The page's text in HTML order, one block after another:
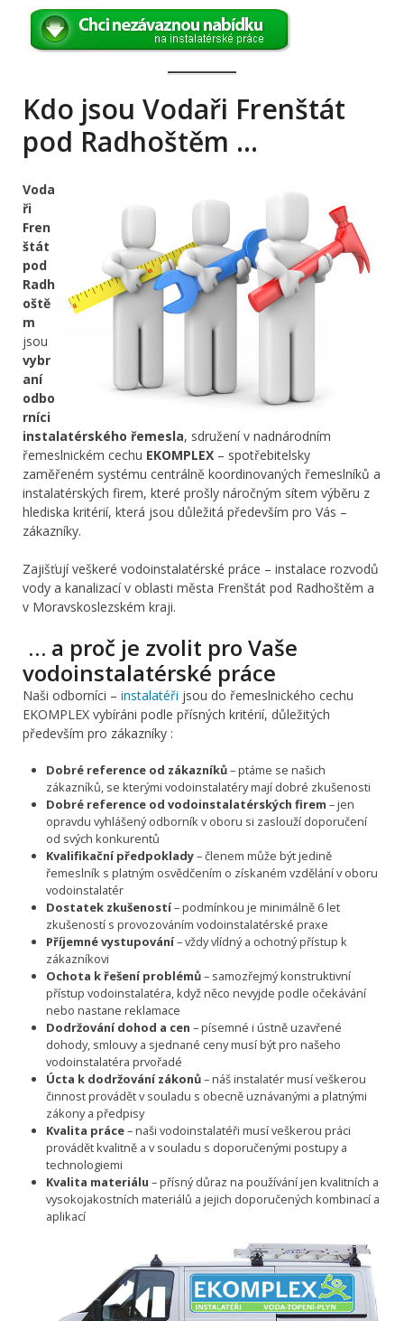
Kdo jsou Vodaři Frenštát
pod Radhoštěm …
Voda
ři
Fren
štát
pod
Radh
oště
m
jsou
vybr
aní
odbo
rníci
instalatérského řemesla, sdružení v nadnárodním
řemeslnickém cechu EKOMPLEX – spotřebitelsky
zaměřeném systému centrálně koordinovaných řemeslníků a
instalatérských firem, které prošly náročným sítem výběru z
hlediska kritérií, která jsou důležitá především pro Vás –
zákazníky.
Zajišťují veškeré vodoinstalatérské práce – instalace rozvodů
vody a kanalizací v oblasti města Frenštát pod Radhoštěm a
v Moravskoslezském kraji.
… a proč je zvolit pro Vaše
vodoinstalatérské práce
Naši odborníci – instalatéři jsou do řemeslnického cechu
EKOMPLEX vybíráni podle přísných kritérií, důležitých
především pro zákazníky :
Dobré reference od zákazníků– ptáme se našich
zákazníků, se kterými vodoinstalatéry mají dobré zkušenosti
Dobré reference od vodoinstalatérských firem – jen
opravdu vyhlášený odborník v oboru si zaslouží doporučení
od svých konkurentů
Kvalifikační předpoklady– členem může být jedině
řemeslník s platným osvědčením o získaném vzdělání v oboru
vodoinstalatér
Dostatek zkušeností– podmínkou je minimálně 6 let
zkušeností s provozováním vodoinstalatérské praxe
Příjemné vystupování– vždy vlídný a ochotný přístup k
zákazníkovi
Ochota k řešení problémů– samozřejmý konstruktivní
přístup vodoinstalatéra, když něco nevyjde podle očekávání
nebo nastane reklamace
Dodržování dohod a cen – písemné i ústně uzavřené
dohody, smlouvy a sjednané ceny musí být pro našeho
vodoinstalatéra prvořadé
Úcta k dodržování zákonů– náš instalatér musí veškerou
činnost provádět v souladu s obecně uznávanými a platnými
zákony a předpisy
Kvalita práce– naši vodoinstalatéři musí veškerou práci
provádět kvalitně a v souladu s doporučenými postupy a
technologiemi
Kvalita materiálu – přísný důraz na používání jen kvalitních a
vysokojakostních materiálů a jejich doporučených kombinací a
aplikací